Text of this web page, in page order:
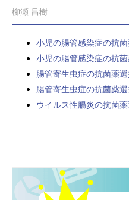
柳瀬 昌樹
小児の腸管感染症の抗菌
小児の腸管感染症の抗
腸管寄生虫症の抗菌薬
腸管寄生虫症の抗菌薬選
ウイルス性腸炎の抗菌